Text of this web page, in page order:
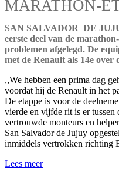
MARATHON-
SAN SALVADOR DE
eerste deel van de
problemen afgelegd. De
met de Renault als 14e over
,,We hebben een prima dag
voordat hij de Renault in het
De etappe is voor de
vierde en vijfde rit is er tussen
vertrouwde monteurs en
San Salvador de Jujuy
inmiddels vertrokken richting
Lees meer